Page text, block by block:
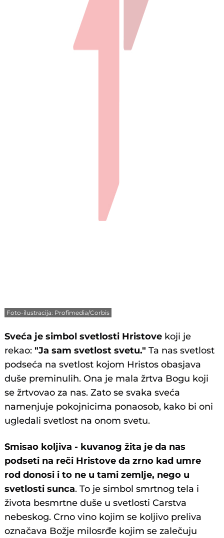
Foto-ilustracija: Profimedia/Corbis
Sveća je simbol svetlosti Hristove koji je
rekao: "Ja sam svetlost svetu." Ta nas svetlost
podseća na svetlost kojom Hristos obasjava
duše preminulih. Ona je mala žrtva Bogu koji
se žrtvovao za nas. Zato se svaka sveća
namenjuje pokojnicima ponaosob, kako bi oni
ugledali svetlost na onom svetu.
Smisao koljiva - kuvanog žita je da nas
podseti na reči Hristove da zrno kad umre
rod donosi i to ne u tami zemlje, nego u
svetlosti sunca. To je simbol smrtnog tela i
života besmrtne duše u svetlosti Carstva
nebeskog. Crno vino kojim se koljivo preliva
označava Božje milosrđe kojim se zalečuju